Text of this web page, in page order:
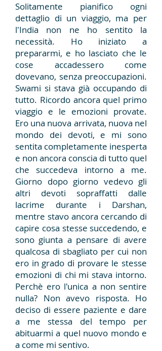
Solitamente pianifico ogni
dettaglio di un viaggio, ma per
l'India non ne ho sentito la
necessità. Ho iniziato a
prepararmi, e ho lasciato che le
cose accadessero come
dovevano, senza preoccupazioni.
Swami si stava già occupando di
tutto. Ricordo ancora quel primo
viaggio e le emozioni provate.
Ero una nuova arrivata, nuova nel
mondo dei devoti, e mi sono
sentita completamente inesperta
e non ancora conscia di tutto quel
che succedeva intorno a me.
Giorno dopo giorno vedevo gli
altri devoti sopraffatti dalle
lacrime durante i Darshan,
mentre stavo ancora cercando di
capire cosa stesse succedendo, e
sono giunta a pensare di avere
qualcosa di sbagliato per cui non
ero in grado di provare le stesse
emozioni di chi mi stava intorno.
Perchè ero l'unica a non sentire
nulla? Non avevo risposta. Ho
deciso di essere paziente e dare
a me stessa del tempo per
abituarmi a quel nuovo mondo e
a come mi sentivo.